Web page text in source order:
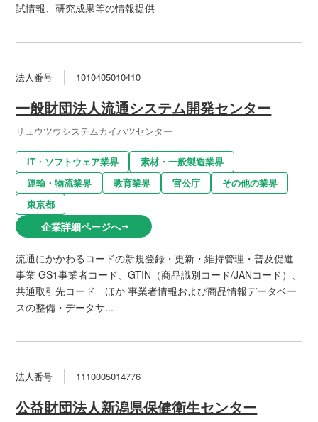
試情報、研究成果等の情報提供
法人番号 1010405010410
一般財団法人流通システム開発センター
リュウツウシステムカイハツセンター
IT・ソフトウェア業界
素材・一般製造業界
運輸・物流業界
教育業界 官公庁
その他の業界
東京都
企業詳細ページへarrow_right_alt
流通にかかわるコードの新規登録・更新・維持管理・普及促進
事業 GS1事業者コード、GTIN（商品識別コード/JANコード）、
共通取引先コード ほか 事業者情報および商品情報データベー
スの整備・データサ...
法人番号 1110005014776
公益財団法人新潟県保健衛生センター